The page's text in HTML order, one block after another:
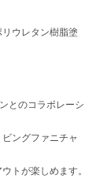
ウレタン樹脂塗
とのコラボレーシ
ングファニチャ
トが楽しめます。